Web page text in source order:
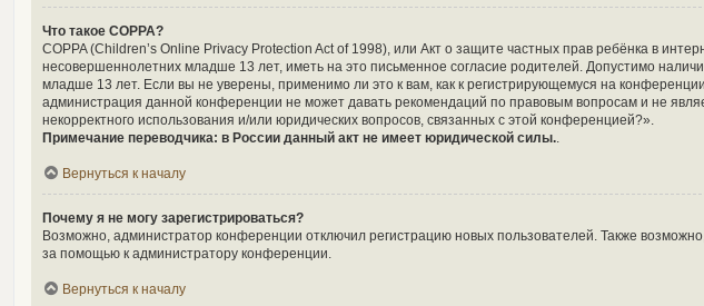
Что такое COPPA?
COPPA (Children’s Online Privacy Protection Act of 1998), или Акт о защите частных прав ребёнка в
несовершеннолетних младше 13 лет, иметь на это письменное согласие родителей. Допустимо
младше 13 лет. Если вы не уверены, применимо ли это к вам, как к регистрирующемуся на
администрация данной конференции не может давать рекомендаций по правовым вопросам и не
некорректного использования и/или юридических вопросов, связанных с этой конференцией?».
Примечание переводчика: в России данный акт не имеет юридической силы..
Вернуться к началу
Почему я не могу зарегистрироваться?
Возможно, администратор конференции отключил регистрацию новых пользователей. Также
за помощью к администратору конференции.
Вернуться к началу